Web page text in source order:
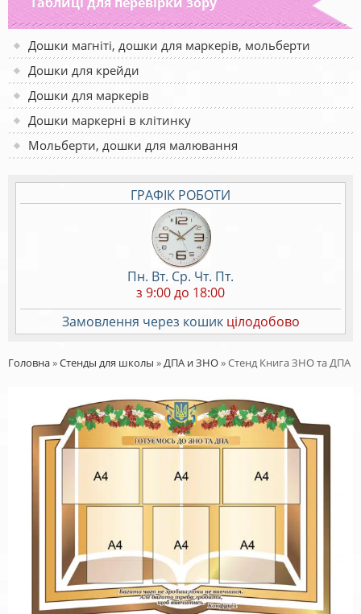
Дошки магніті, дошки для маркерів, мольберти
Дошки для крейди
Дошки для маркерів
Дошки маркерні в клітинку
Мольберти, дошки для малювання
ГРАФІК РОБОТИ
Пн. Вт. Ср. Чт. Пт.
з 9:00 до 18:00
Замовлення через кошик цілодобово
Головна»Стенды для школы »ДПА и ЗНО»Стенд Книга ЗНО та ДПА